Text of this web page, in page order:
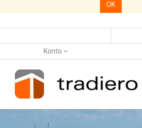
OK
Konto